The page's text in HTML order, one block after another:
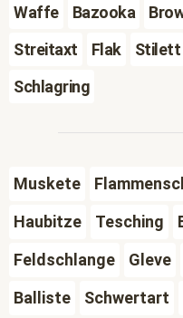
Waffe
Bazooka
Streitaxt
Flak Stilett
Schlagring
Muskete
Haubitze
Tesching
Feldschlange
Gleve
Balliste
Schwertart